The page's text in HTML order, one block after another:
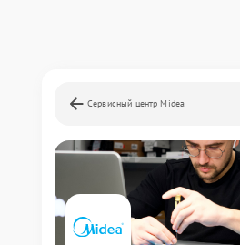
Сервисный центр Midea